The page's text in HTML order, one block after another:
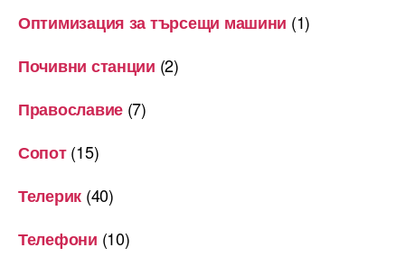
Оптимизация за търсещи машини (1)
Почивни станции (2)
Православие (7)
Сопот(15)
Телерик (40)
Телефони (10)